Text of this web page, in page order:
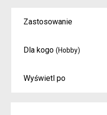
Zastosowanie
malowanie
kreślenie
Dla kogo(Hobby)
Artyści i profesjonaliści
Wyświetl po